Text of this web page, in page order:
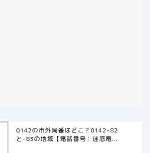
0142の市外局番はどこ？0142-82
と-83の地域【電話番号：迷惑電...